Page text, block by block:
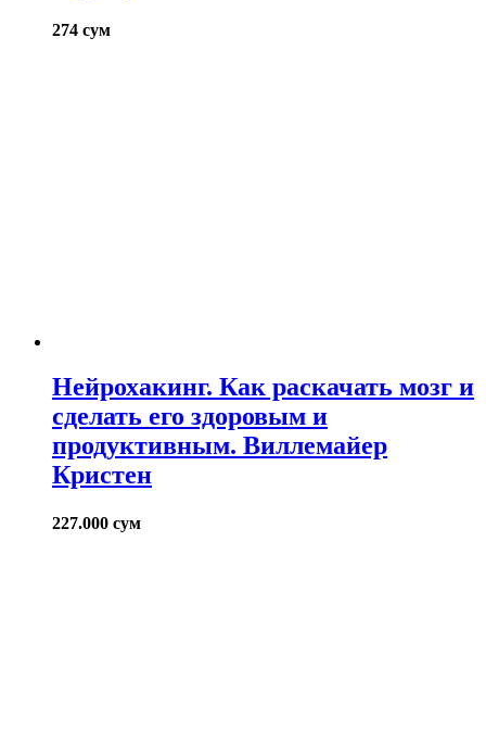
274 сум
Нейрохакинг. Как раскачать мозг и
сделать его здоровым и
продуктивным. Виллемайер
Кристен
227.000 сум